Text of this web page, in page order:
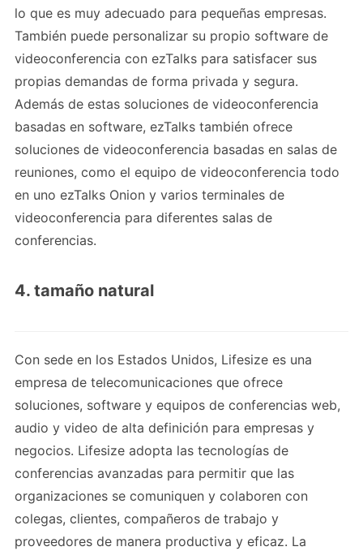
lo que es muy adecuado para pequeñas empresas.
También puede personalizar su propio software de
videoconferencia con ezTalks para satisfacer sus
propias demandas de forma privada y segura.
Además de estas soluciones de videoconferencia
basadas en software, ezTalks también ofrece
soluciones de videoconferencia basadas en salas de
reuniones, como el equipo de videoconferencia todo
en uno ezTalks Onion y varios terminales de
videoconferencia para diferentes salas de
conferencias.
4. tamaño natural
Con sede en los Estados Unidos, Lifesize es una
empresa de telecomunicaciones que ofrece
soluciones, software y equipos de conferencias web,
audio y video de alta definición para empresas y
negocios. Lifesize adopta las tecnologías de
conferencias avanzadas para permitir que las
organizaciones se comuniquen y colaboren con
colegas, clientes, compañeros de trabajo y
proveedores de manera productiva y eficaz. La